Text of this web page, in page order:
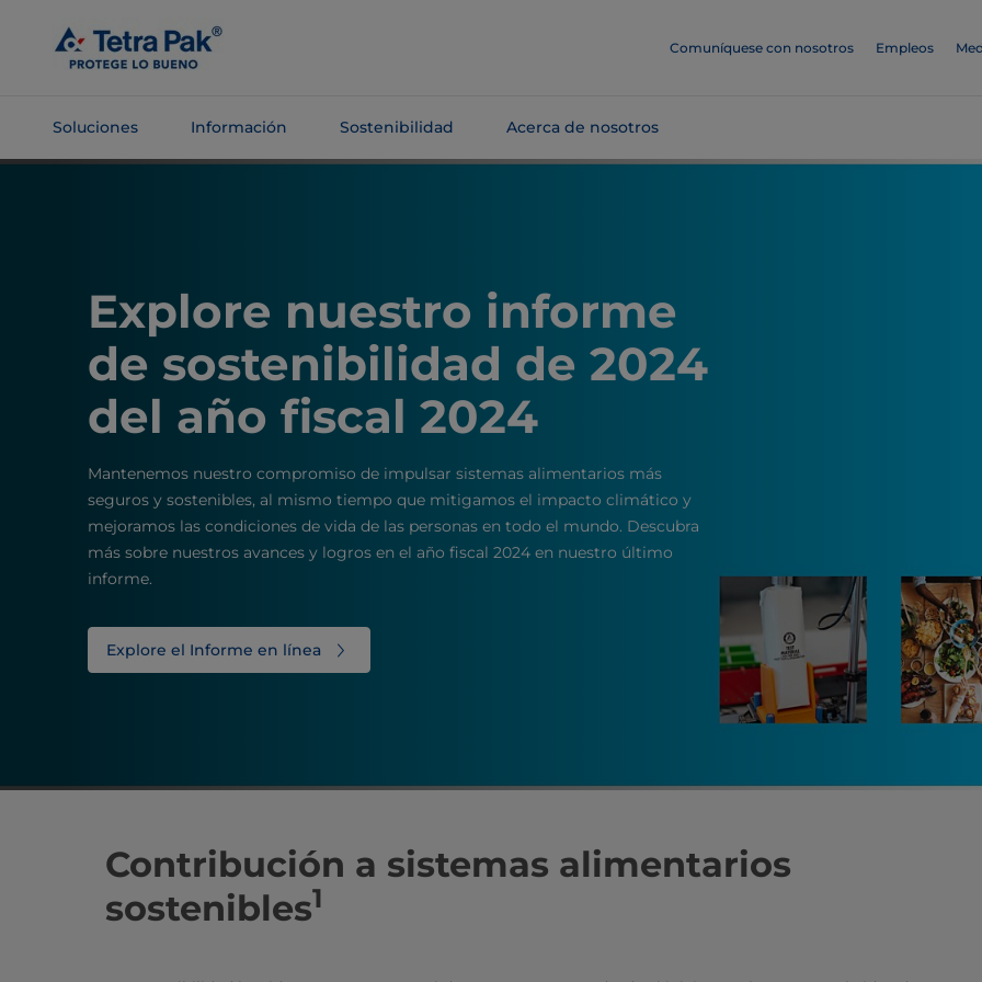
contenido
principal
Comuníquese con nosotros Empleos
Soluciones Información Sostenibilidad Acerca de nosotros
Explore nuestro informe
de sostenibilidad de 2024
del año fiscal 2024
Mantenemos nuestro compromiso de impulsar sistemas alimentarios más
seguros y sostenibles, al mismo tiempo que mitigamos el impacto climático y
mejoramos las condiciones de vida de las personas en todo el mundo. Descubra
más sobre nuestros avances y logros en el año fiscal 2024 en nuestro último
informe.
Explore el Informe en línea
Contribución a sistemas alimentarios
sostenibles1